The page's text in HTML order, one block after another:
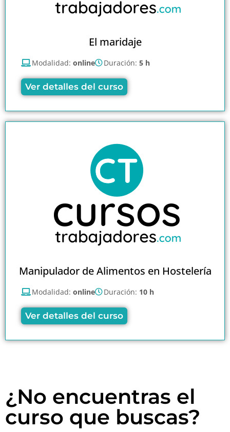
El maridaje
Modalidad: online Duración: 5 h
Ver detalles del curso
Manipulador de Alimentos en Hostelería
Modalidad: online Duración: 10 h
Ver detalles del curso
¿No encuentras el
curso que buscas?